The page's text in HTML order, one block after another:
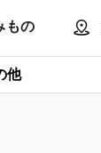
もの
他